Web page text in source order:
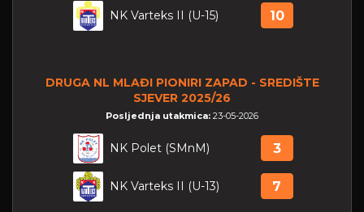
NK Varteks II (U-15) 10
DRUGA NL MLAĐI PIONIRI ZAPAD - SREDIŠTE
SJEVER 2025/26
Posljednja utakmica: 23-05-2026
NK Polet (SMnM) 3
NK Varteks II (U-13) 7